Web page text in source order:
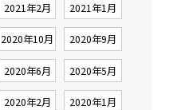
2021年2月 2021年1月
2020年10月 2020年9月
2020年6月 2020年5月
2020年2月 2020年1月